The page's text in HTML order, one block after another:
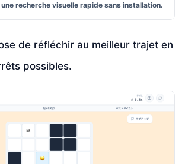
recherche visuelle rapide sans installation.
de réfléchir au meilleur trajet en
possibles.